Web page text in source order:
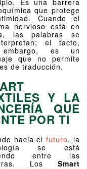
Es una barrera
que protege
Cuando el
nervioso está en
las palabras se
el tacto,
es un
que no permite
de traducción.
Y LA
QUE
POR TI
hacia el futuro, la
se está
entre las
Los Smart